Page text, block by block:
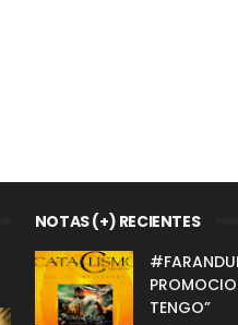
NOTAS (+) RECIENTES
TENGO”